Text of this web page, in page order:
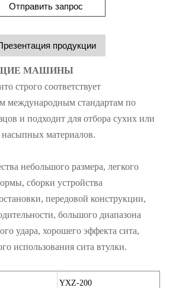
Отправить запрос
продукции
МАШИНЫ
строго соответствует
международным стандартам по
и подходит для отбора сухих или
материалов.
небольшого размера, легкого
сборки устройства
передовой конструкции,
большого диапазона
удара, хорошего эффекта сита,
использования сита втулки.
YXZ-200